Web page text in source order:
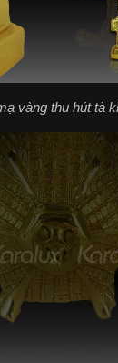
vàng thu hút tà